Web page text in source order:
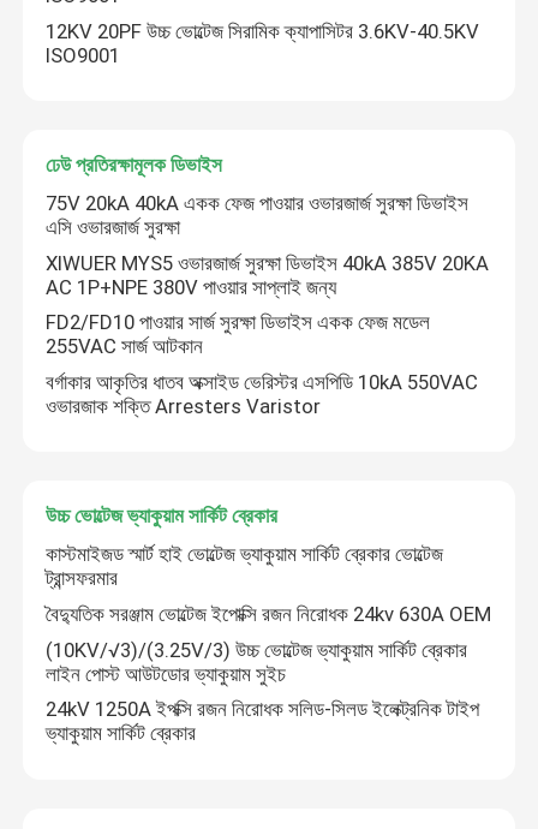
12KV 20PF উচ্চ ভোল্টেজ সিরামিক ক্যাপাসিটর 3.6KV-40.5KV
ISO9001
ঢেউ প্রতিরক্ষামূলক ডিভাইস
75V 20kA 40kA একক ফেজ পাওয়ার ওভারজার্জ সুরক্ষা ডিভাইস
এসি ওভারজার্জ সুরক্ষা
XIWUER MYS5 ওভারজার্জ সুরক্ষা ডিভাইস 40kA 385V 20KA
AC 1P+NPE 380V পাওয়ার সাপ্লাই জন্য
FD2/FD10 পাওয়ার সার্জ সুরক্ষা ডিভাইস একক ফেজ মডেল
255VAC সার্জ আটকান
বর্গাকার আকৃতির ধাতব অক্সাইড ভেরিস্টর এসপিডি 10kA 550VAC
ওভারজাক শক্তি Arresters Varistor
উচ্চ ভোল্টেজ ভ্যাকুয়াম সার্কিট ব্রেকার
কাস্টমাইজড স্মার্ট হাই ভোল্টেজ ভ্যাকুয়াম সার্কিট ব্রেকার ভোল্টেজ
ট্রান্সফরমার
বৈদ্যুতিক সরঞ্জাম ভোল্টেজ ইপোক্সি রজন নিরোধক 24kv 630A OEM
(10KV/√3)/(3.25V/3) উচ্চ ভোল্টেজ ভ্যাকুয়াম সার্কিট ব্রেকার
লাইন পোস্ট আউটডোর ভ্যাকুয়াম সুইচ
24kV 1250A ইপক্সি রজন নিরোধক সলিড-সিলড ইলেক্ট্রনিক টাইপ
ভ্যাকুয়াম সার্কিট ব্রেকার